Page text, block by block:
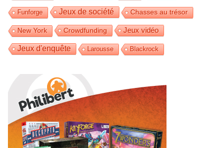
Funforge Jeux de société Chasses au trésor
New York Crowdfunding Jeux vidéo
Jeux d'enquête Larousse Blackrock